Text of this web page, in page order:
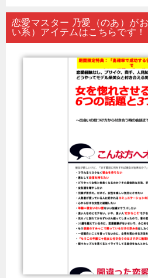
恋愛マスター 乃愛（のあ）が
い系）アイテムはこちらです！